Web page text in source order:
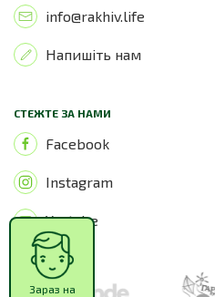
info@rakhiv.life
Напишіть нам
СТЕЖТЕ ЗА НАМИ
Facebook
Instagram
Youtube
Зараз на